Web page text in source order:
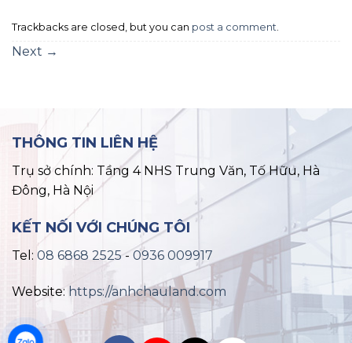
Trackbacks are closed, but you can post a comment
Next →
THÔNG TIN LIÊN HỆ
Trụ sở chính: Tầng 4 NHS Trung Văn, Tố Hữu, Hà
Đông, Hà Nội
KẾT NỐI VỚI CHÚNG TÔI
Tel: 08 6868 2525-0936 009917
Website: https://anhchauland.com